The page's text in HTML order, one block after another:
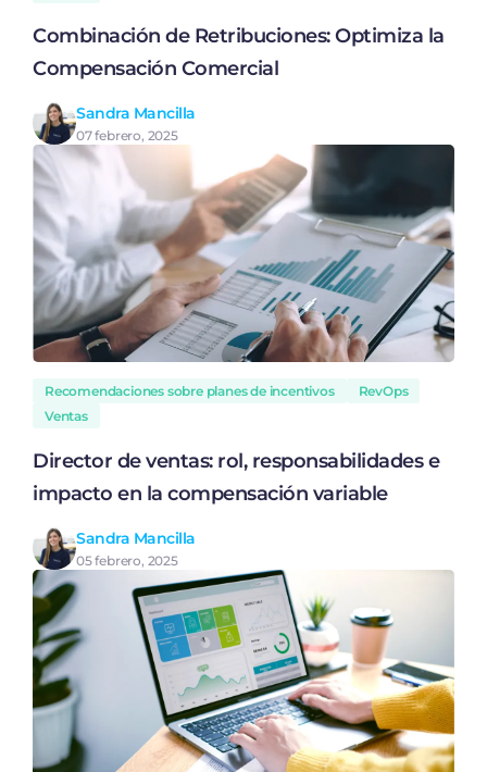
Combinación de Retribuciones: Optimiza la
Compensación Comercial
Sandra Mancilla
07 febrero, 2025
Recomendaciones sobre planes de incentivos
RevOps
Ventas
Director de ventas: rol, responsabilidades e
impacto en la compensación variable
Sandra Mancilla
05 febrero, 2025